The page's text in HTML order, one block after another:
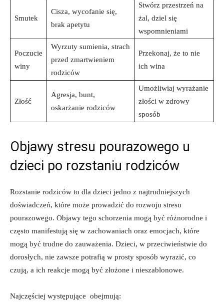
Smutek
Cisza, wycofanie ⁣się,
brak apetytu
Stwórz⁢ przestrzeń⁣ na
żal, ‍dziel się
wspomnieniami
Poczucie​
winy
Wyrzuty sumienia, strach
przed zmartwieniem‍
rodziców
Przekonaj, że to​ nie
ich wina
Złość
Agresja, ‍bunt,
oskarżanie rodziców
Umożliwiaj wyrażanie
złości w zdrowy
sposób
Objawy stresu pourazowego ‍u
dzieci po rozstaniu​ rodziców
Rozstanie‍ rodziców ⁢to dla⁢ dzieci​ jedno⁣ z⁢ najtrudniejszych
doświadczeń, które może⁣ prowadzić do ⁤rozwoju ‍stresu ​
pourazowego. Objawy tego schorzenia mogą być różnorodne i⁤
często ‌manifestują się w​ zachowaniach⁣ oraz emocjach, które
mogą być ‍trudne do zauważenia. Dzieci, w przeciwieństwie do
dorosłych,‍ nie zawsze potrafią w prosty sposób wyrazić, ⁣co
czują, ⁤a ich ⁤reakcje mogą‍ być złożone i nieszablonowe.
Najczęściej występujące ‌ obejmują: